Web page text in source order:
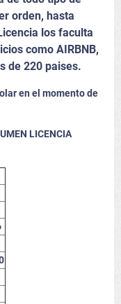
orden, hasta
los faculta
como AIRBNB,
de 220 paises.
en el momento de
LICENCIA